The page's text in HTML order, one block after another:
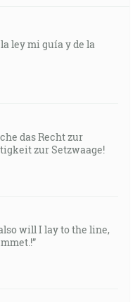
la ley mi guía y de la
das Recht zur
zur Setzwaage!
will I lay to the line,